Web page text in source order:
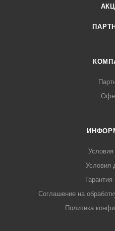
Условия
Соглашение на
Политика